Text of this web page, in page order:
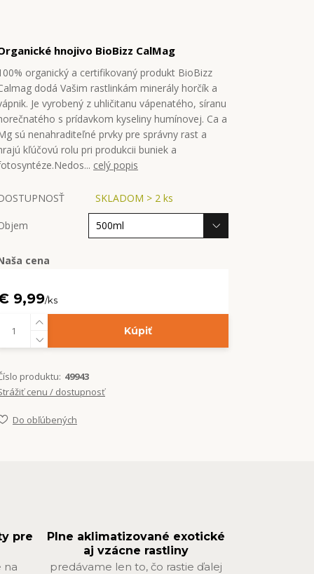
hnojivo BioBizz CalMag
organický a certifikovaný produkt BioBizz
dodá Vašim rastlinkám minerály horčík a
Je vyrobený z uhličitanu vápenatého, síranu
s prídavkom kyseliny humínovej. Ca a
sú nenahraditeľné prvky pre správny rast a
kľúčovú rolu pri produkcii buniek a
celý popis
SKLADOM > 2 ks
cena
9,99/ks
Kúpiť
produktu: 49943
cenu / dostupnosť
Do obľúbených
pre
na
Plne aklimatizované exotické
aj vzácne rastliny
predávame len to, čo rastie ďalej